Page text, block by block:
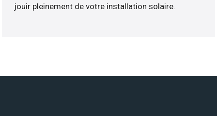
jouir pleinement de votre installation solaire.